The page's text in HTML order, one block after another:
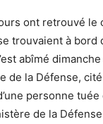
ont retrouvé le
trouvaient à bord
abîmé
de la Défense,
personne
de la